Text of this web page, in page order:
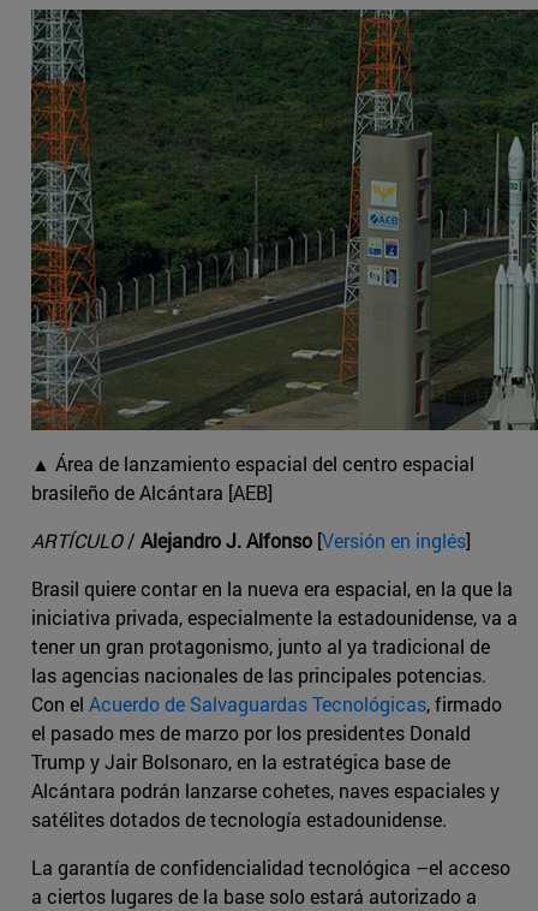
▲ Área de lanzamiento espacial del centro espacial
brasileño de Alcántara [AEB]
ARTÍCULO/ Alejandro J. Alfonso [Versión en inglés]
Brasil quiere contar en la nueva era espacial, en la que la
iniciativa privada, especialmente la estadounidense, va a
tener un gran protagonismo, junto al ya tradicional de
las agencias nacionales de las principales potencias.
Con el Acuerdo de Salvaguardas Tecnológicas, firmado
el pasado mes de marzo por los presidentes Donald
Trump y Jair Bolsonaro, en la estratégica base de
Alcántara podrán lanzarse cohetes, naves espaciales y
satélites dotados de tecnología estadounidense.
La garantía de confidencialidad tecnológica –el acceso
a ciertos lugares de la base solo estará autorizado a